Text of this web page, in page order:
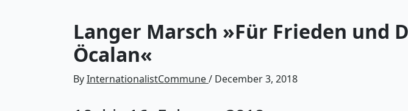
Langer Marsch »Für Frieden und
Öcalan«
ByInternationalistCommune/ December 3, 2018